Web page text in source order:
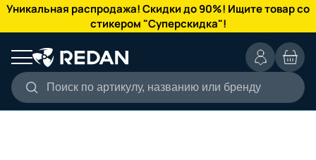
Уникальная распродажа! Скидки до 90%! Ищите товар со
стикером "Суперскидка"!
Поиск по артикулу, названию или бренду
КАТАЛОГ